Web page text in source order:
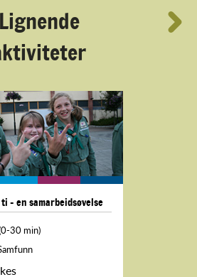
Lignende
- en samarbeidsøvelse
30 min)